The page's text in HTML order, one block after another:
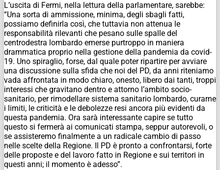
L’uscita di Fermi, nella lettura della parlamentare, sarebbe:
“Una sorta di ammissione, minima, degli sbagli fatti,
possiamo definirla così, che tuttavia non attenua le
responsabilità rilevanti che pesano sulle spalle del
centrodestra lombardo emerse purtroppo in maniera
drammatica proprio nella gestione della pandemia da covid-
19. Uno spiraglio, forse, dal quale poter ripartire per avviare
una discussione sulla sfida che noi del PD, da anni riteniamo
vada affrontata in modo chiaro, onesto, libero dai tanti, troppi
interessi che gravitano dentro e attorno l’ambito socio-
sanitario, per rimodellare sistema sanitario lombardo, curarne
i limiti, le criticità e le debolezze resi ancora più evidenti da
questa pandemia. Ora sarà interessante capire se tutto
questo si fermerà ai comunicati stampa, seppur autorevoli, o
se assisteremo finalmente a un radicale cambio di passo
nelle scelte della Regione. Il PD è pronto a confrontarsi, forte
delle proposte e del lavoro fatto in Regione e sui territori in
questi anni; il momento è adesso”.